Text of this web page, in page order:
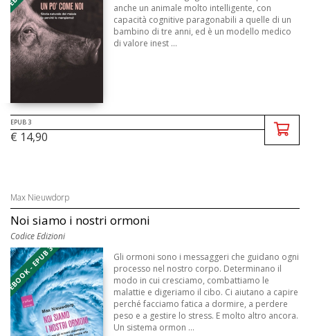
anche un animale molto intelligente, con
capacità cognitive paragonabili a quelle di un
bambino di tre anni, ed è un modello medico
di valore inest ...
EPUB 3
€ 14,90
Max Nieuwdorp
Noi siamo i nostri ormoni
Codice Edizioni
EBOOK - EPUB 3
Gli ormoni sono i messaggeri che guidano ogni
processo nel nostro corpo. Determinano il
modo in cui cresciamo, combattiamo le
malattie e digeriamo il cibo. Ci aiutano a capire
perché facciamo fatica a dormire, a perdere
peso e a gestire lo stress. E molto altro ancora.
Un sistema ormon ...